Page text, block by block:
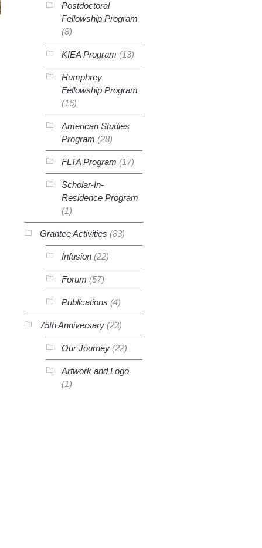
Postdoctoral
Fellowship Program
(8)
KIEA Program (13)
Humphrey
Fellowship Program
(16)
American Studies
Program (28)
FLTA Program (17)
Scholar-In-
Residence Program
(1)
Grantee Activities (83)
Infusion(22)
Forum (57)
Publications (4)
75th Anniversary(23)
Our Journey(22)
Artwork and Logo
(1)